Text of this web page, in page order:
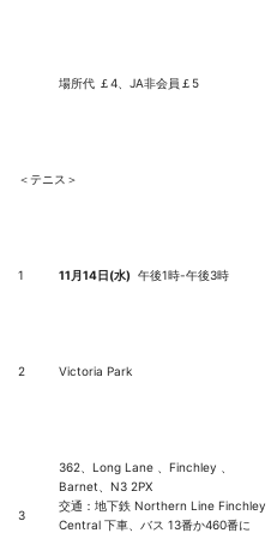
場所代 ￡4、JA非会員￡5
＜テニス＞
1 11 月14日(水) 午後1時-午後3時
2 Victoria Park
3
362、Long Lane 、Finchley 、
Barnet、N3 2PX
交通：地下鉄 Northern Line Finchley
Central 下車、バス 13番か460番に